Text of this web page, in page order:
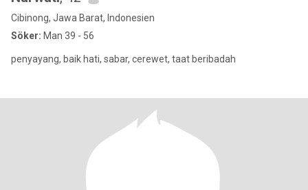
Cibinong, Jawa Barat, Indonesien
Söker: Man 39 - 56
penyayang, baik hati, sabar, cerewet, taat beribadah